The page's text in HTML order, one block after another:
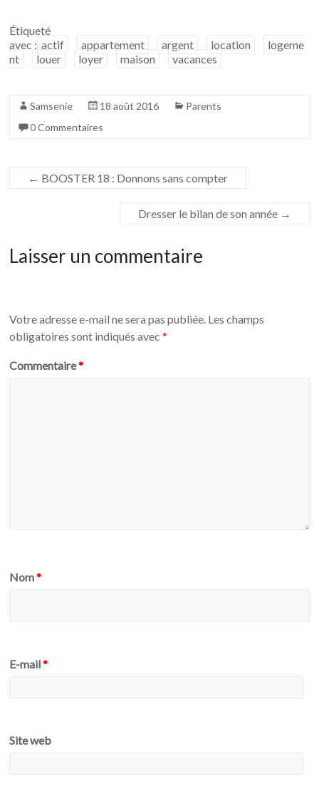
Étiqueté
avec : actif appartement argent location
logeme
nt
louer loyer maison vacances
Samsenie 18 août 2016
Parents
0 Commentaires
← BOOSTER 18 : Donnons sans compter
Dresser le bilan de son année →
Laisser un commentaire
Votre adresse e-mail ne sera pas publiée. Les champs
obligatoires sont indiqués avec*
Commentaire*
Nom*
E-mail*
Site web